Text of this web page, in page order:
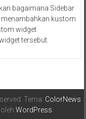
bagaimana Sidebar
menambahkan kustom
widget
tersebut.
Tema: ColorNews
WordPress